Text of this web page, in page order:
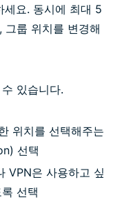
세요. 동시에 최대 5
룹 위치를 변경해
있습니다.
위치를 선택해주는
선택
VPN은 사용하고 싶
선택